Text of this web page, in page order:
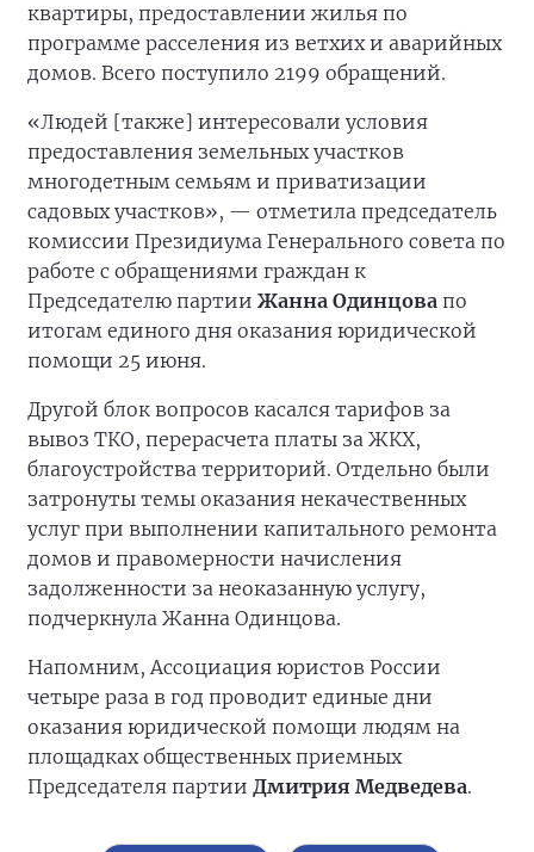
квартиры, предоставлении жилья по
программе расселения из ветхих и аварийных
домов. Всего поступило 2199 обращений.
«Людей [также] интересовали условия
предоставления земельных участков
многодетным семьям и приватизации
садовых участков», — отметила председатель
комиссии Президиума Генерального совета по
работе с обращениями граждан к
Председателю партии Жанна Одинцова по
итогам единого дня оказания юридической
помощи 25 июня.
Другой блок вопросов касался тарифов за
вывоз ТКО, перерасчета платы за ЖКХ,
благоустройства территорий. Отдельно были
затронуты темы оказания некачественных
услуг при выполнении капитального ремонта
домов и правомерности начисления
задолженности за неоказанную услугу,
подчеркнула Жанна Одинцова.
Напомним, Ассоциация юристов России
четыре раза в год проводит единые дни
оказания юридической помощи людям на
площадках общественных приемных
Председателя партии Дмитрия Медведева.